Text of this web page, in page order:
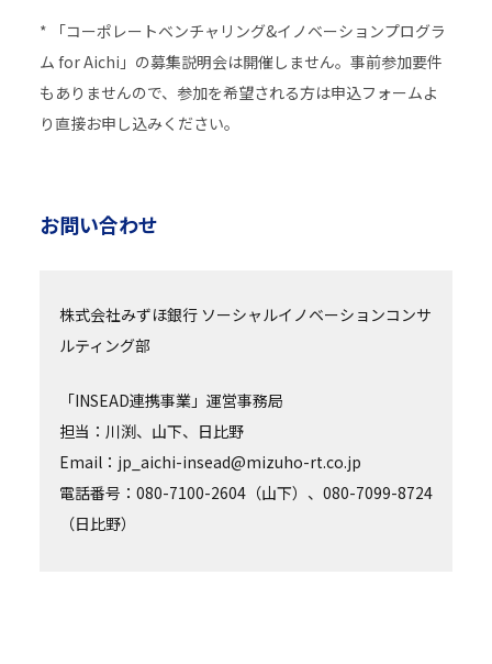
* 「コーポレートベンチャリング&イノベーションプログラ
ム for Aichi」の募集説明会は開催しません。事前参加要件
もありませんので、参加を希望される方は申込フォームよ
り直接お申し込みください。
お問い合わせ
株式会社みずほ銀行 ソーシャルイノベーションコンサ
ルティング部
「INSEAD連携事業」運営事務局
担当：川渕、山下、日比野
Email：jp_aichi-insead@mizuho-rt.co.jp
電話番号：080-7100-2604（山下）、080-7099-8724
（日比野）